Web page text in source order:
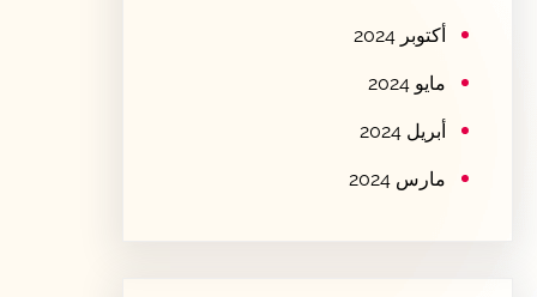
أكتوبر 2024
مايو 2024
أبريل 2024
مارس 2024